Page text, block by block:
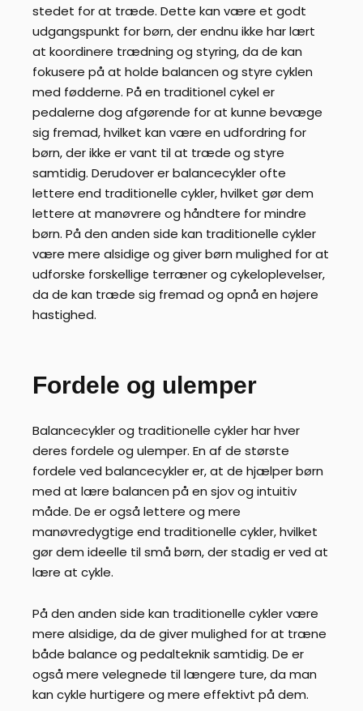
stedet for at træde. Dette kan være et godt
udgangspunkt for børn, der endnu ikke har lært
at koordinere trædning og styring, da de kan
fokusere på at holde balancen og styre cyklen
med fødderne. På en traditionel cykel er
pedalerne dog afgørende for at kunne bevæge
sig fremad, hvilket kan være en udfordring for
børn, der ikke er vant til at træde og styre
samtidig. Derudover er balancecykler ofte
lettere end traditionelle cykler, hvilket gør dem
lettere at manøvrere og håndtere for mindre
børn. På den anden side kan traditionelle cykler
være mere alsidige og giver børn mulighed for at
udforske forskellige terræner og cykeloplevelser,
da de kan træde sig fremad og opnå en højere
hastighed.
Fordele og ulemper
Balancecykler og traditionelle cykler har hver
deres fordele og ulemper. En af de største
fordele ved balancecykler er, at de hjælper børn
med at lære balancen på en sjov og intuitiv
måde. De er også lettere og mere
manøvredygtige end traditionelle cykler, hvilket
gør dem ideelle til små børn, der stadig er ved at
lære at cykle.
På den anden side kan traditionelle cykler være
mere alsidige, da de giver mulighed for at træne
både balance og pedalteknik samtidig. De er
også mere velegnede til længere ture, da man
kan cykle hurtigere og mere effektivt på dem.